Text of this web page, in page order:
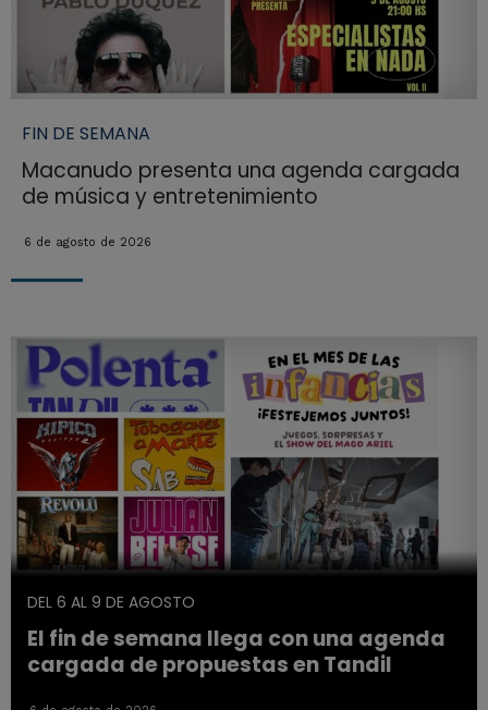
FIN DE SEMANA
Macanudo presenta una agenda cargada
de música y entretenimiento
6 de agosto de 2026
DEL 6 AL 9 DE AGOSTO
El fin de semana llega con una agenda
cargada de propuestas en Tandil